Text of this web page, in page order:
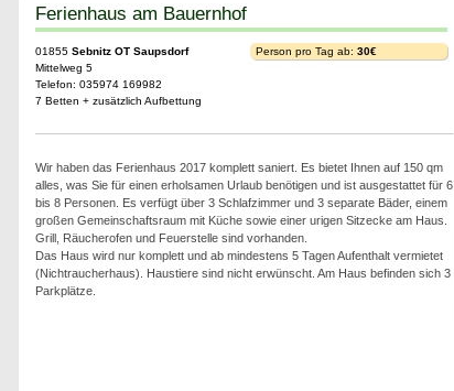
Ferienhaus am Bauernhof
01855 Sebnitz OT Saupsdorf
Mittelweg 5
Telefon: 035974 169982
7 Betten + zusätzlich Aufbettung
Person pro Tag ab: 30€
Wir haben das Ferienhaus 2017 komplett saniert. Es bietet Ihnen auf 150 qm
alles, was Sie für einen erholsamen Urlaub benötigen und ist ausgestattet für 6
bis 8 Personen. Es verfügt über 3 Schlafzimmer und 3 separate Bäder, einem
großen Gemeinschaftsraum mit Küche sowie einer urigen Sitzecke am Haus.
Grill, Räucherofen und Feuerstelle sind vorhanden.
Das Haus wird nur komplett und ab mindestens 5 Tagen Aufenthalt vermietet
(Nichtraucherhaus). Haustiere sind nicht erwünscht. Am Haus befinden sich 3
Parkplätze.